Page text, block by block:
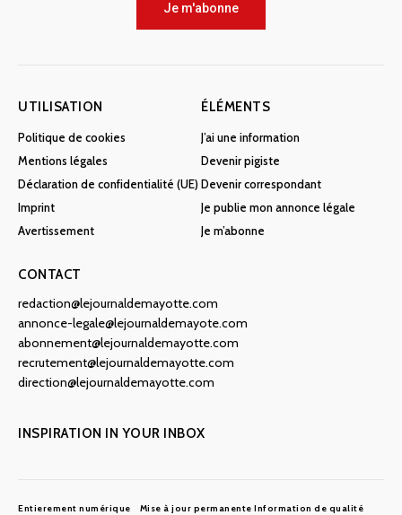
Je m'abonne
UTILISATION
Politique de cookies
Mentions légales
Déclaration de confidentialité (UE)
Imprint
Avertissement
ÉLÉMENTS
J’ai une information
Devenir pigiste
Devenir correspondant
Je publie mon annonce légale
Je m’abonne
CONTACT
redaction@lejournaldemayotte.com
annonce-legale@lejournaldemayote.com
abonnement@lejournaldemayotte.com
recrutement@lejournaldemayotte.com
direction@lejournaldemayotte.com
INSPIRATION IN YOUR INBOX
Entierement numérique Mise à jour permanente Information de qualité